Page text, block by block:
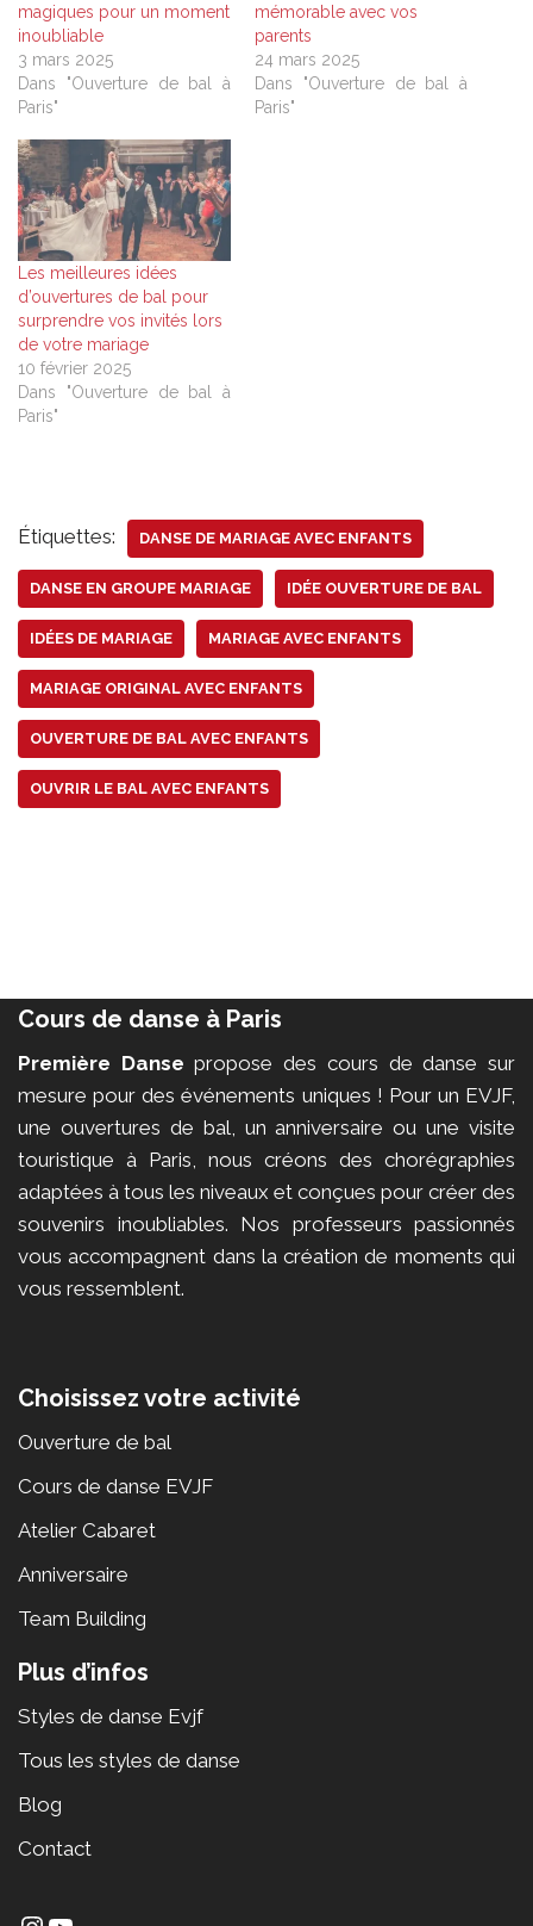
magiques pour un moment
inoubliable
3 mars 2025
Dans "Ouverture de bal à
Paris"
mémorable avec vos
parents
24 mars 2025
Dans "Ouverture de bal à
Paris"
Les meilleures idées
d’ouvertures de bal pour
surprendre vos invités lors
de votre mariage
10 février 2025
Dans "Ouverture de bal à
Paris"
Étiquettes: DANSE DE MARIAGE AVEC ENFANTS
DANSE EN GROUPE MARIAGE IDÉE OUVERTURE DE BAL
IDÉES DE MARIAGE MARIAGE AVEC ENFANTS
MARIAGE ORIGINAL AVEC ENFANTS
OUVERTURE DE BAL AVEC ENFANTS
OUVRIR LE BAL AVEC ENFANTS
Cours de danse à Paris
Première Danse propose des cours de danse sur
mesure pour des événements uniques ! Pour un EVJF,
une ouvertures de bal, un anniversaire ou une visite
touristique à Paris, nous créons des chorégraphies
adaptées à tous les niveaux et conçues pour créer des
souvenirs inoubliables. Nos professeurs passionnés
vous accompagnent dans la création de moments qui
vous ressemblent.
Choisissez votre activité
Ouverture de bal
Cours de danse EVJF
Atelier Cabaret
Anniversaire
Team Building
Plus d’infos
Styles de danse Evjf
Tous les styles de danse
Blog
Contact